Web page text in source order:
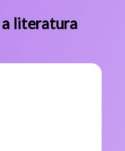
a literatura